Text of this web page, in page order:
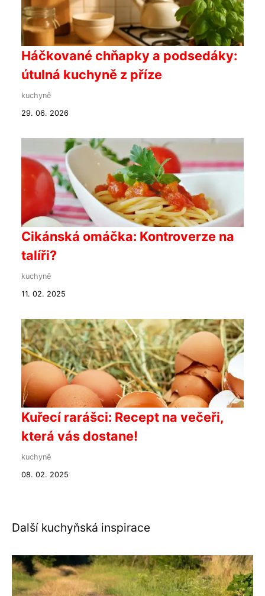
Háčkované chňapky a podsedáky:
útulná kuchyně z příze
kuchyně
29. 06. 2026
Cikánská omáčka: Kontroverze na
talíři?
kuchyně
11. 02. 2025
Kuřecí rarášci: Recept na večeři,
která vás dostane!
kuchyně
08. 02. 2025
Další kuchyňská inspirace